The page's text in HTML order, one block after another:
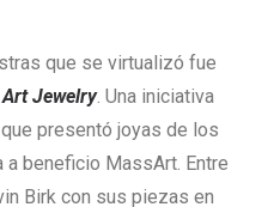
que se virtualizó fue
Jewelry. Una iniciativa
presentó joyas de los
beneficio MassArt. Entre
Birk con sus piezas en